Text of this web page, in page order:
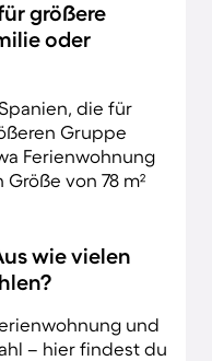
größere
oder
die für
Gruppe
Ferienwohnung
von 78 m²
wie vielen
und
– hier findest du